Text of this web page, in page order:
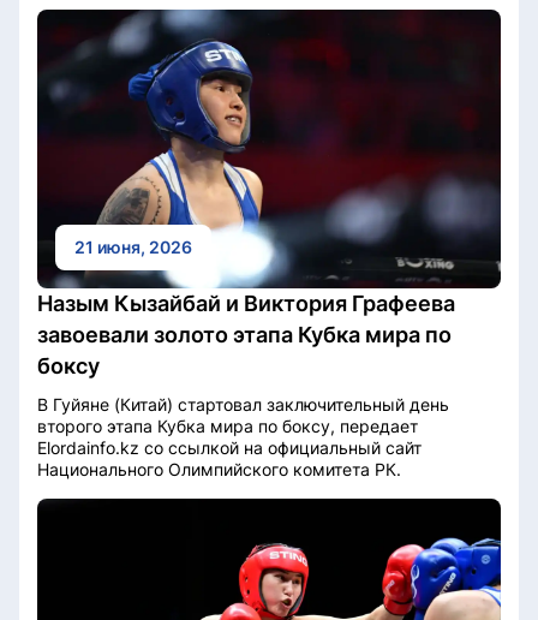
21 июня, 2026
Назым Кызайбай и Виктория Графеева
завоевали золото этапа Кубка мира по
боксу
В Гуйяне (Китай) стартовал заключительный день
второго этапа Кубка мира по боксу, передает
Elordainfo.kz со ссылкой на официальный сайт
Национального Олимпийского комитета РК.